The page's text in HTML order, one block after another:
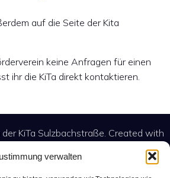
verwalten
auf die Seite der Kita
keine Anfragen für einen
ihr die KiTa direkt kontaktieren.
KiTa Sulzbachstraße. Created with